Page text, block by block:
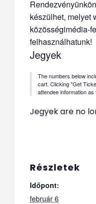
készülhet, melyet
közösségimédia-
felhasználhatunk!
Részletek
Időpont:
február 6
Jegyek
The numbers below
cart. Clicking "Get
attendee information
Jegyek are no